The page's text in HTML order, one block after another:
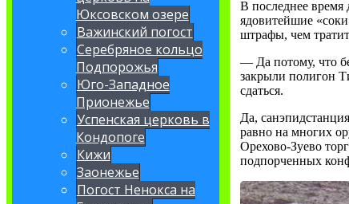
Юксовском озере
Важинский погост
Серебряное кольцо
Подпорожья
Юго-Западное
Прионежье
Успенская церковь в
Кондопоге
Кижи
Заонежье
Погост Ненокса на
В последнее время
ядовитейшие
штрафы, чем
— Да потому, что
закрыли полигон
сдаться.
Да,
равно на многих
Орехово-Зуево
подпорченных